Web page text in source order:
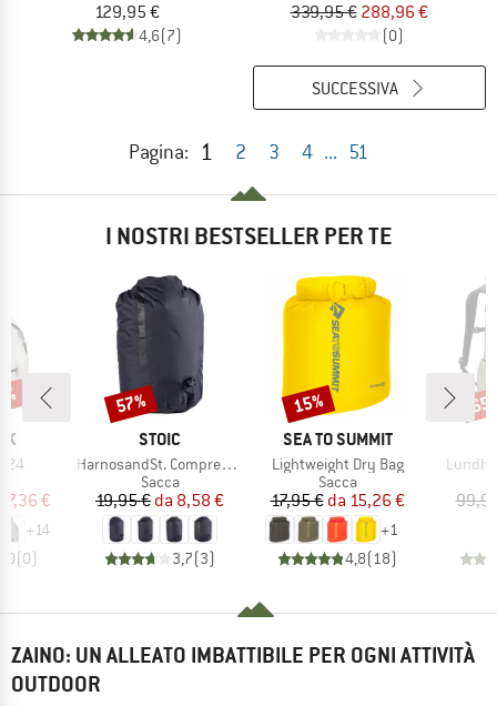
129,95 €
4,6(7)
339,95 € 288,96 €
(0)
Pagina: 1 2 3 4 ... 51
SUCCESSIVA
I NOSTRI BESTSELLER PER TE
24
ridotto
€
+14
(0)
MARCHIO
STOIC
Articolo
HarnosandSt. Compression Dry Bag
Gruppo di prodotti
Sacca
Prezzo
19,95 € Prezzo ridotto
da 8,58 €
3,7(3)
Sconto
57%
MARCHIO
SEA TO SUMMIT
Articolo
Lightweight Dry Bag
Gruppo di prodotti
Sacca
Prezzo
17,95 € Prezzo ridotto
da 15,26 €
+1
4,8( 18)
Sconto
15%
Articolo
ZAINO: UN ALLEATO IMBATTIBILE PER OGNI ATTIVITÀ
OUTDOOR